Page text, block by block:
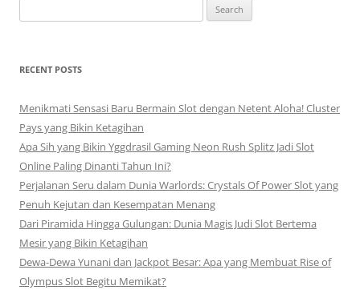
for:
RECENT POSTS
Menikmati Sensasi Baru Bermain Slot dengan Netent Aloha! Cluster
Pays yang Bikin Ketagihan
Apa Sih yang Bikin Yggdrasil Gaming Neon Rush Splitz Jadi Slot
Online Paling Dinanti Tahun Ini?
Perjalanan Seru dalam Dunia Warlords: Crystals Of Power Slot yang
Penuh Kejutan dan Kesempatan Menang
Dari Piramida Hingga Gulungan: Dunia Magis Judi Slot Bertema
Mesir yang Bikin Ketagihan
Dewa-Dewa Yunani dan Jackpot Besar: Apa yang Membuat Rise of
Olympus Slot Begitu Memikat?